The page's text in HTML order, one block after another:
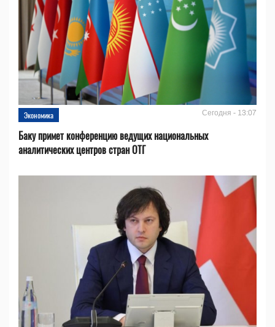
Экономика Сегодня - 13:07
Баку примет конференцию ведущих национальных
аналитических центров стран ОТГ